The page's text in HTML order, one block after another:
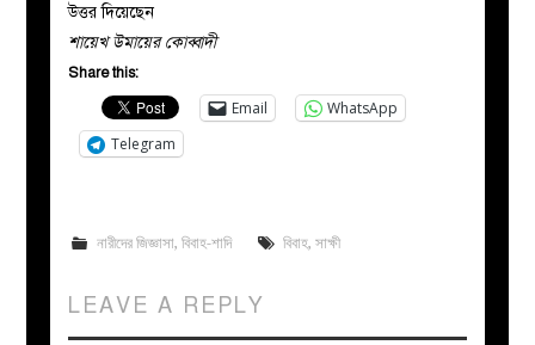
উত্তর দিয়েছেন
শায়েখ উমায়ের কোব্বাদী
Share this:
Email
WhatsApp
Telegram
নারীদের জিজ্ঞাসা, বিবাহ-শাদি বিবাহ, সাক্ষী
LEAVE A REPLY